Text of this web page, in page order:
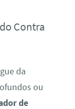
Contra
da
ou
de